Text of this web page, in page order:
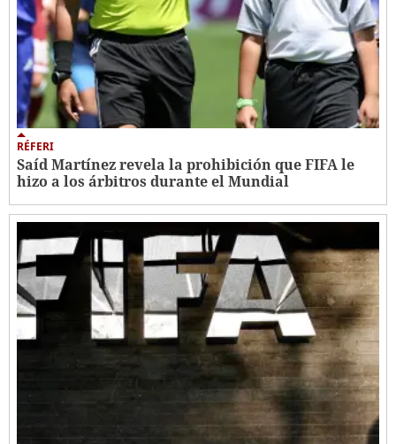
RÉFERI
Saíd Martínez revela la prohibición que FIFA le
hizo a los árbitros durante el Mundial